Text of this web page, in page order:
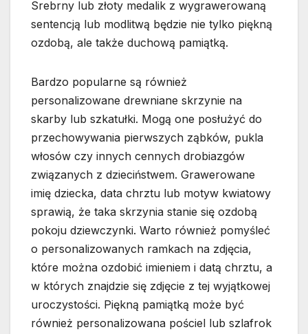
Srebrny lub złoty medalik z wygrawerowaną
sentencją lub modlitwą będzie nie tylko piękną
ozdobą, ale także duchową pamiątką.
Bardzo popularne są również
personalizowane drewniane skrzynie na
skarby lub szkatułki. Mogą one posłużyć do
przechowywania pierwszych ząbków, pukla
włosów czy innych cennych drobiazgów
związanych z dzieciństwem. Grawerowane
imię dziecka, data chrztu lub motyw kwiatowy
sprawią, że taka skrzynia stanie się ozdobą
pokoju dziewczynki. Warto również pomyśleć
o personalizowanych ramkach na zdjęcia,
które można ozdobić imieniem i datą chrztu, a
w których znajdzie się zdjęcie z tej wyjątkowej
uroczystości. Piękną pamiątką może być
również personalizowana pościel lub szlafrok